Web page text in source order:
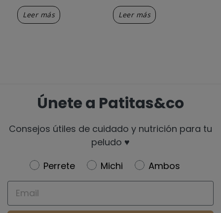
Leer más Leer más
Únete a Patitas&co
Consejos útiles de cuidado y nutrición para tu
peludo ♥️
Newsletter
Perrete Michi
Ambos
Email